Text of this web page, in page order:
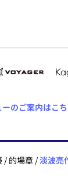
のご案内はこ
/ 的場章 /淡波亮